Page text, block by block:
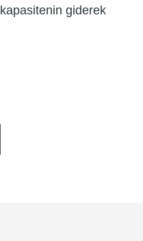
giderek